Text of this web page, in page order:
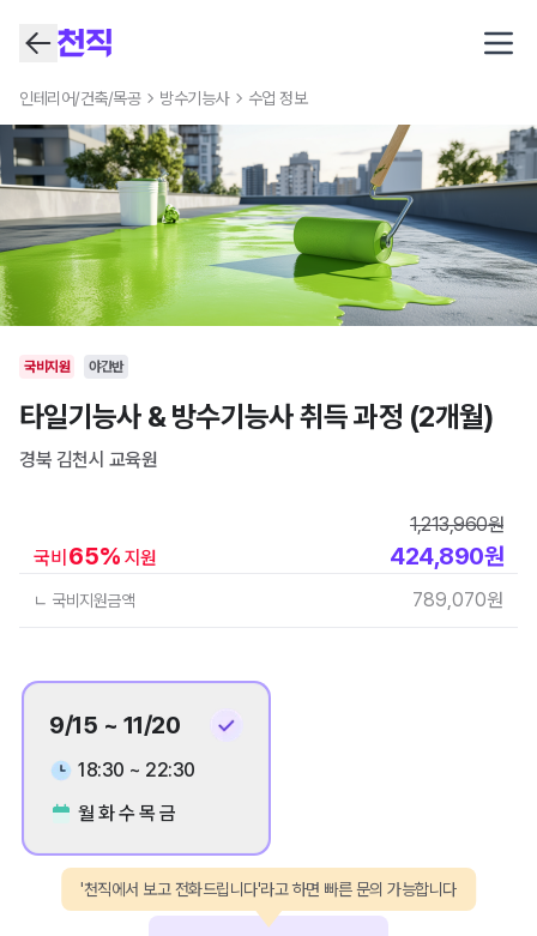
인테리어/건축/목공 방수기능사 수업 정보
국비지원 야간반
타일기능사 & 방수기능사 취득 과정 (2개월)
경북 김천시 교육원
국비 65% 지원
1,213,960원
424,890원
ㄴ 국비지원금액 789,070원
9/15 ~ 11/20
18:30 ~ 22:30
월 화 수 목 금
'천직에서 보고 전화드립니다'라고 하면 빠른 문의 가능합니다